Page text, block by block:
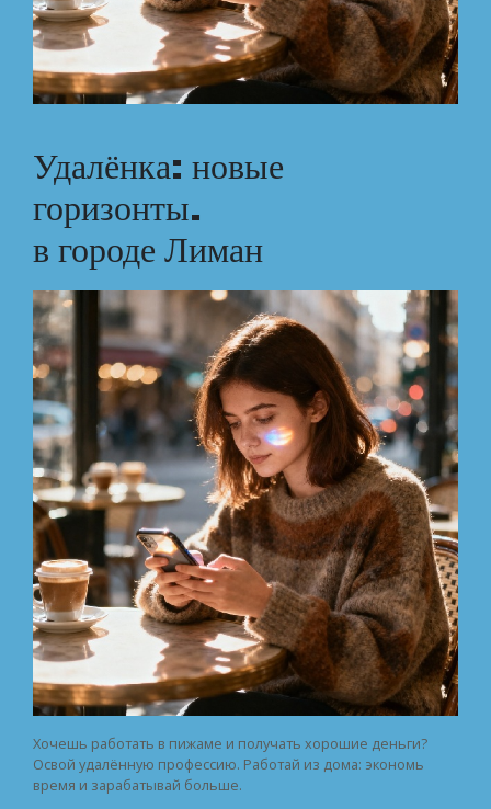
Удалёнка: новые
горизонты.
в городе Лиман
Хочешь работать в пижаме и получать хорошие деньги?
Освой удалённую профессию. Работай из дома: экономь
время и зарабатывай больше.